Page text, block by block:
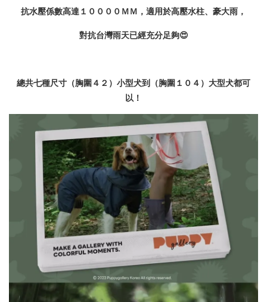
抗水壓係數高達１００００ＭＭ，適用於高壓水柱、豪大雨，
對抗台灣雨天已經充分足夠😍
總共七種尺寸（胸圍４２）小型犬到（胸圍１０４）大型犬都可
以！